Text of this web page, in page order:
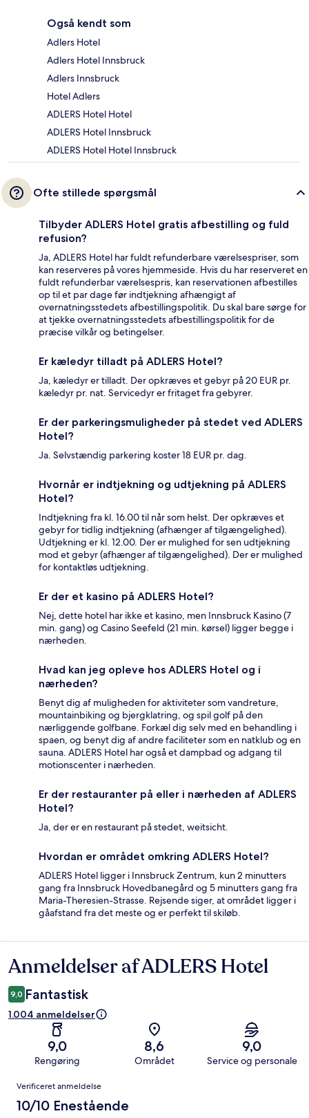
Også kendt som
Adlers Hotel
Adlers Hotel Innsbruck
Adlers Innsbruck
Hotel Adlers
ADLERS Hotel Hotel
ADLERS Hotel Innsbruck
ADLERS Hotel Hotel Innsbruck
Ofte stillede spørgsmål
Tilbyder ADLERS Hotel gratis afbestilling og fuld
refusion?
Ja, ADLERS Hotel har fuldt refunderbare værelsespriser, som
kan reserveres på vores hjemmeside. Hvis du har reserveret en
fuldt refunderbar værelsespris, kan reservationen afbestilles
op til et par dage før indtjekning afhængigt af
overnatningsstedets afbestillingspolitik. Du skal bare sørge for
at tjekke overnatningsstedets afbestillingspolitik for de
præcise vilkår og betingelser.
Er kæledyr tilladt på ADLERS Hotel?
Ja, kæledyr er tilladt. Der opkræves et gebyr på 20 EUR pr.
kæledyr pr. nat. Servicedyr er fritaget fra gebyrer.
Er der parkeringsmuligheder på stedet ved ADLERS
Hotel?
Ja. Selvstændig parkering koster 18 EUR pr. dag.
Hvornår er indtjekning og udtjekning på ADLERS
Hotel?
Indtjekning fra kl. 16.00 til når som helst. Der opkræves et
gebyr for tidlig indtjekning (afhænger af tilgængelighed).
Udtjekning er kl. 12.00. Der er mulighed for sen udtjekning
mod et gebyr (afhænger af tilgængelighed). Der er mulighed
for kontaktløs udtjekning.
Er der et kasino på ADLERS Hotel?
Nej, dette hotel har ikke et kasino, men Innsbruck Kasino (7
min. gang) og Casino Seefeld (21 min. kørsel) ligger begge i
nærheden.
Hvad kan jeg opleve hos ADLERS Hotel og i
nærheden?
Benyt dig af muligheden for aktiviteter som vandreture,
mountainbiking og bjergklatring, og spil golf på den
nærliggende golfbane. Forkæl dig selv med en behandling i
spaen, og benyt dig af andre faciliteter som en natklub og en
sauna. ADLERS Hotel har også et dampbad og adgang til
motionscenter i nærheden.
Er der restauranter på eller i nærheden af ADLERS
Hotel?
Ja, der er en restaurant på stedet, weitsicht.
Hvordan er området omkring ADLERS Hotel?
ADLERS Hotel ligger i Innsbruck Zentrum, kun 2 minutters
gang fra Innsbruck Hovedbanegård og 5 minutters gang fra
Maria-Theresien-Strasse. Rejsende siger, at området ligger i
gåafstand fra det meste og er perfekt til skiløb.
Anmeldelser
Anmeldelser af ADLERS Hotel
9,0 Fantastisk
1.004 anmeldelser
9,0
Rengøring
8,6
Området
9,0
Service og personale
Anmeldelser
Verificeret anmeldelse
10/10 Enestående